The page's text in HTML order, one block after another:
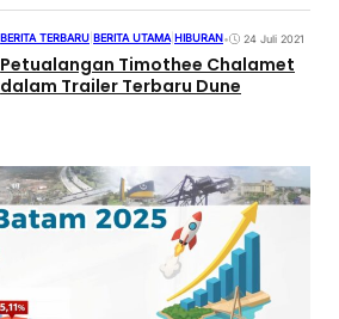
BERITA TERBARU BERITA UTAMA| HIBURAN• 24 Juli 2021
Petualangan Timothee Chalamet
dalam Trailer Terbaru Dune